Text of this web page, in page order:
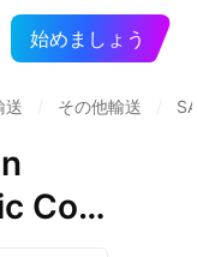
始めましょう
送 その他輸送
Co